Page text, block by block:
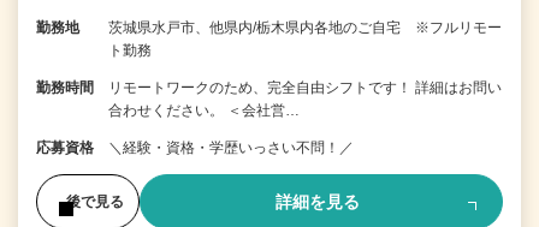
勤務地
茨城県水戸市、他県内/栃木県内各地のご自宅 ※フルリモー
ト勤務
勤務時間
リモートワークのため、完全自由シフトです！ 詳細はお問い
合わせください。 ＜会社営…
応募資格 ＼経験・資格・学歴いっさい不問！／
後で見る 詳細を見る